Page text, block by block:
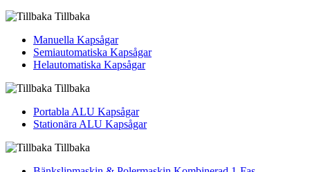
Tillbaka
Manuella Kapsågar
Semiautomatiska Kapsågar
Helautomatiska Kapsågar
Tillbaka
Portabla ALU Kapsågar
Stationära ALU Kapsågar
Tillbaka